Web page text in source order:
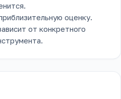
оценку.
от конкретного